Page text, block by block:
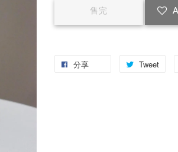
售完
分享 Tweet